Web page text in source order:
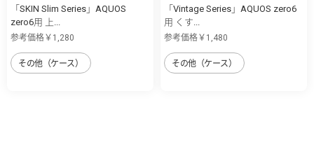
「SKIN Slim Series」AQUOS
zero6用 上...
参考価格￥1,280
その他（ケース）
「Vintage Series」AQUOS zero6
用 くす...
参考価格￥1,480
その他（ケース）